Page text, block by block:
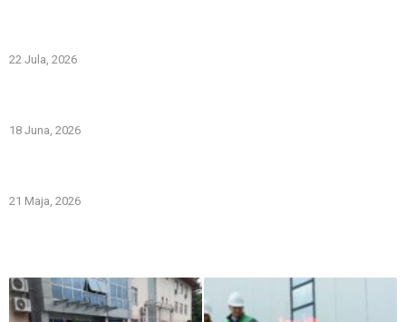
22 Jula, 2026
18 Juna, 2026
21 Maja, 2026